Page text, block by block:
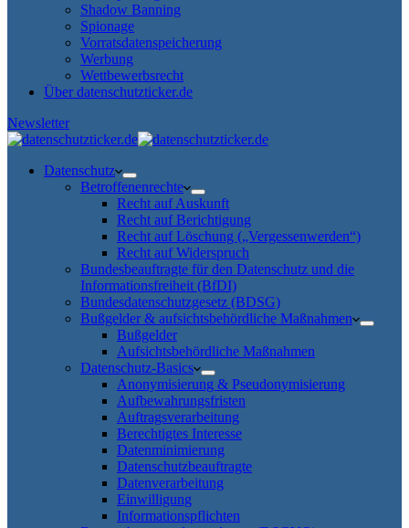
Shadow Banning
Spionage
Vorratsdatenspeicherung
Werbung
Wettbewerbsrecht
Über datenschutzticker.de
Newsletter
Datenschutz
Betroffenenrechte
Recht auf Auskunft
Recht auf Berichtigung
Recht auf Löschung („Vergessenwerden“)
Recht auf Widerspruch
Bundesbeauftragte für den Datenschutz und die
Informationsfreiheit (BfDI)
Bundesdatenschutzgesetz (BDSG)
Bußgelder & aufsichtsbehördliche Maßnahmen
Bußgelder
Aufsichtsbehördliche Maßnahmen
Datenschutz-Basics
Anonymisierung & Pseudonymisierung
Aufbewahrungsfristen
Auftragsverarbeitung
Berechtigtes Interesse
Datenminimierung
Datenschutzbeauftragte
Datenverarbeitung
Einwilligung
Informationspflichten